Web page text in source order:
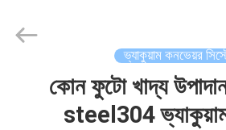
ভ্যাকুয়াম কনভেয়র
কোন ফুটো খাদ্য
steel304 ভ্যাকুয়াম